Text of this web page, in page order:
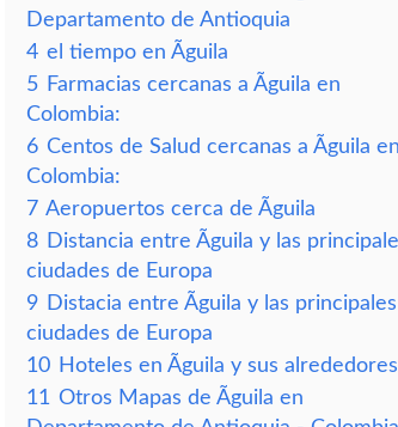
Departamento de Antioquia
4 el tiempo en Ãguila
5 Farmacias cercanas a Ãguila en
Colombia:
6 Centos de Salud cercanas a Ãguila en
Colombia:
7 Aeropuertos cerca de Ãguila
8 Distancia entre Ãguila y las
ciudades de Europa
9 Distacia entre Ãguila y las principales
ciudades de Europa
10 Hoteles en Ãguila y sus alrededores
11 Otros Mapas de Ãguila en